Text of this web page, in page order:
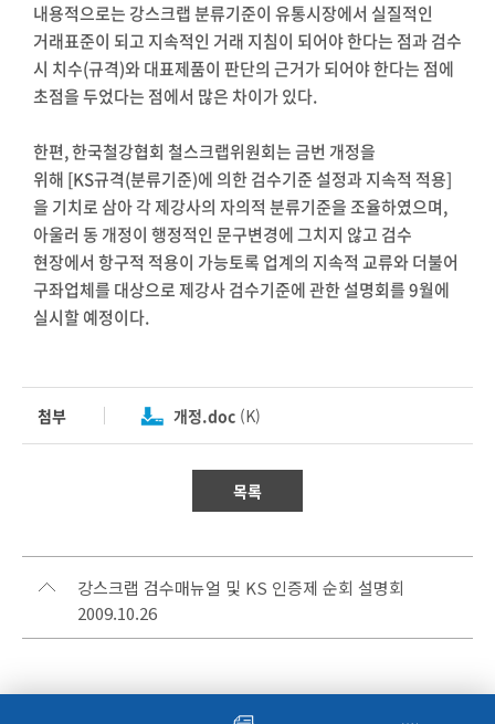
내용적으로는 강스크랩 분류기준이 유통시장에서 실질적인
거래표준이 되고 지속적인 거래 지침이 되어야 한다는 점과 검수
시 치수(규격)와 대표제품이 판단의 근거가 되어야 한다는 점에
초점을 두었다는 점에서 많은 차이가 있다.
한편, 한국철강협회 철스크랩위원회는 금번 개정을
위해 [KS규격(분류기준)에 의한 검수기준 설정과 지속적 적용]
을 기치로 삼아 각 제강사의 자의적 분류기준을 조율하였으며,
아울러 동 개정이 행정적인 문구변경에 그치지 않고 검수
현장에서 항구적 적용이 가능토록 업계의 지속적 교류와 더불어
구좌업체를 대상으로 제강사 검수기준에 관한 설명회를 9월에
실시할 예정이다.
첨부 개정.doc (K)
목록
강스크랩 검수매뉴얼 및 KS 인증제 순회 설명회
2009.10.26